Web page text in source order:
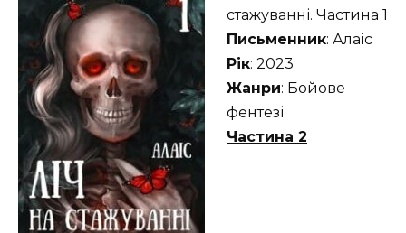
стажуванні. Частина 1
Письменник: Алаіс
Рік: 2023
Жанри: Бойове
фентезі
Частина 2